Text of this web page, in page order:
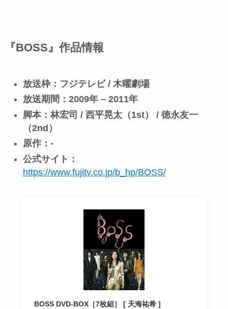
『BOSS』作品情報
放送枠：フジテレビ / 木曜劇場
放送期間：2009年 – 2011年
脚本：林宏司 / 西平晃太（1st） / 徳永友一
（2nd）
原作：-
公式サイト：
https://www.fujitv.co.jp/b_hp/BOSS/
BOSS DVD-BOX［7枚組］ [ 天海祐希 ]